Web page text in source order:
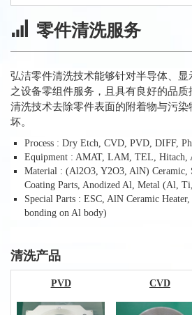
零件清洗服务
弘洁零件清洗技术能够针对半导体、
之设备零组件服务，且具有良好的品
清洗技术去除零件表面的附着物与污
坏。
Process : Dry Etch, CVD, PVD, DIFF,
Equipment : AMAT, LAM, TEL,
Material : (Al2O3, Y2O3, AlN) Ceramic,
Coating Parts, Anodized Al, Metal
Special Parts : ESC, AlN Ceramic
bonding on Al body)
清洗产品
PVD CVD